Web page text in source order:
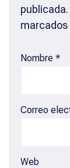
publicada.
marcados
Nombre *
Correo
Web